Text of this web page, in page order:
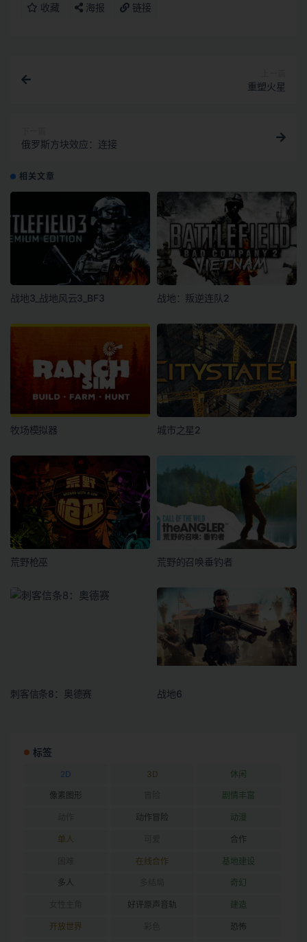
收藏 海报 链接
重塑火星
俄罗斯方块效应：连接
相关文章
战地3_战地风云3_BF3 战地：叛逆连队2
牧场模拟器 城市之星2
荒野枪巫 荒野的召唤垂钓者
刺客信条8：奥德赛 战地6
标签
2D 3D 休闲
像素图形 剧情丰富
动作冒险 动漫
单人 合作
在线合作 基地建设
多人 奇幻
好评原声音轨 建造
开放世界 恐怖